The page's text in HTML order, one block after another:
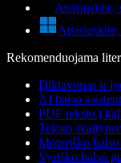
Atsisiųskite,
Rekomenduojama
Diktavimas ir
AI balso
PDF teksto į
Teksto
Moteriško
Vyriško balso